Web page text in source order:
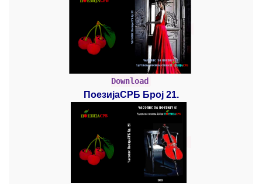
Download
ПоезијаСРБ Број 21.